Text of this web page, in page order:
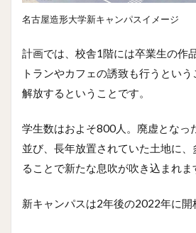
名古屋造形大学新キャンパスイメージ
計画では、校舎1階には卒業生の作
トランやカフェの誘致も行うとい
解放するということです。
学生数はおよそ800人。廃虚となっ
並び、長年放置されていた土地に
ることで新たな息吹が吹き込まれま
新キャンパスは2年後の2022年に開